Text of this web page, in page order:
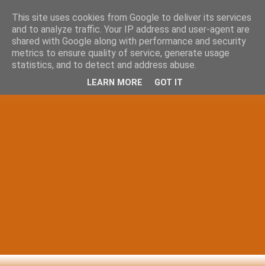
This site uses cookies from Google to deliver its services
and to analyze traffic. Your IP address and user-agent are
shared with Google along with performance and security
metrics to ensure quality of service, generate usage
statistics, and to detect and address abuse.
LEARN MORE GOT IT